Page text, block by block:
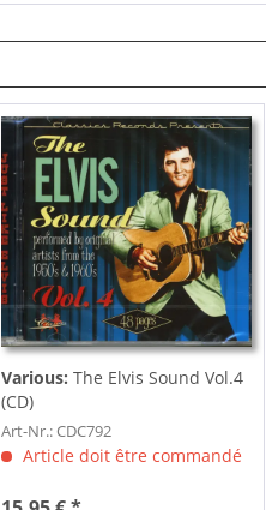
Various: The Elvis Sound Vol.4
(CD)
Art-Nr.: CDC792
Article doit être commandé